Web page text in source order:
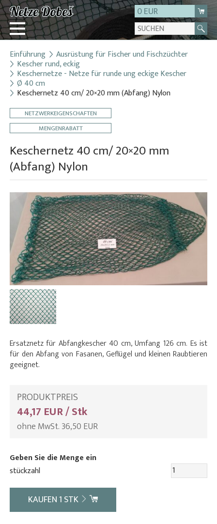
0 EUR
Login
Registrierung
Über uns
Kontakt
Einführung Ausrüstung für Fischer und Fischzüchter
Kescher rund, eckig
Keschernetze - Netze für runde ung eckige Kescher
Ø 40 cm
Keschernetz 40 cm/ 20×20 mm (Abfang) Nylon
NETZWERKEIGENSCHAFTEN
MENGENRABATT
Keschernetz 40 cm/ 20×20 mm
(Abfang) Nylon
Ersatznetz für Abfangkescher 40 cm, Umfang 126 cm. Es ist
für den Abfang von Fasanen, Geflügel und kleinen Raubtieren
geeignet.
PRODUKTPREIS
44,17 EUR / Stk
ohne MwSt. 36,50 EUR
Geben Sie die Menge ein
stückzahl
KAUFEN1 STK